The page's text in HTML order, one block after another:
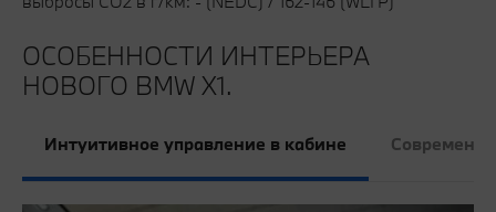
ОСОБЕННОСТИ ИНТЕРЬЕРА
НОВОГО BMW X1.
Интуитивное управление в кабине